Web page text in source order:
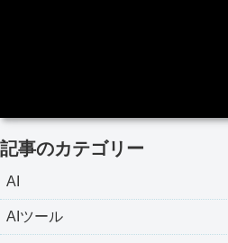
記事のカテゴリー
AI
AIツール